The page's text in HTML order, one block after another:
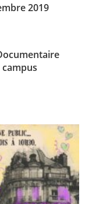
2019